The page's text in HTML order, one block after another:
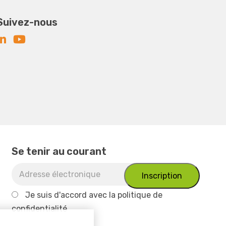
nous
Se tenir au courant
Je suis d'accord avec la politique de
confidentialité